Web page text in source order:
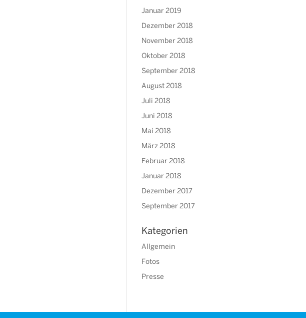
Januar 2019
Dezember 2018
November 2018
Oktober 2018
September 2018
August 2018
Juli 2018
Juni 2018
Mai 2018
März 2018
Februar 2018
Januar 2018
Dezember 2017
September 2017
Kategorien
Allgemein
Fotos
Presse